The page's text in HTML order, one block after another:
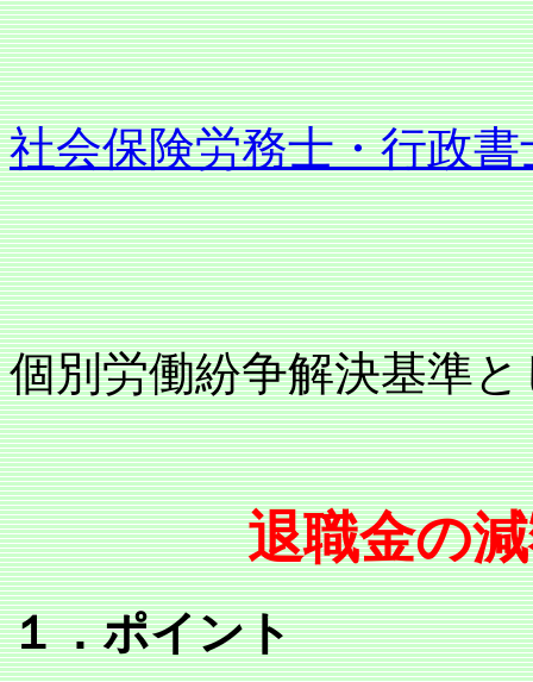
社会保険労務士・行政
個別労働紛争解決基準
退職金の
１．ポイント